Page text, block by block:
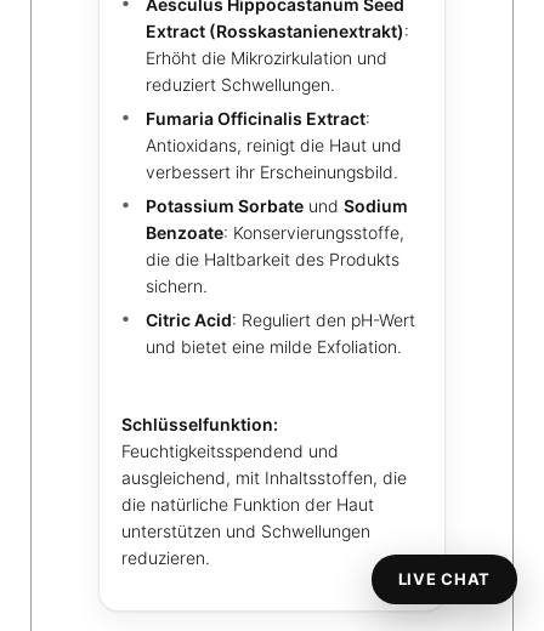
Aesculus Hippocastanum Seed
Extract (Rosskastanienextrakt):
Erhöht die Mikrozirkulation und
reduziert Schwellungen.
Fumaria Officinalis Extract:
Antioxidans, reinigt die Haut und
verbessert ihr Erscheinungsbild.
Potassium Sorbate und Sodium
Benzoate: Konservierungsstoffe,
die die Haltbarkeit des Produkts
sichern.
Citric Acid: Reguliert den pH-Wert
und bietet eine milde Exfoliation.
Schlüsselfunktion:
Feuchtigkeitsspendend und
ausgleichend, mit Inhaltsstoffen, die
die natürliche Funktion der Haut
unterstützen und Schwellungen
reduzieren.
LIVE CHAT